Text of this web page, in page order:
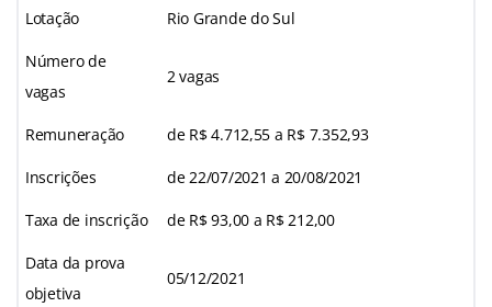
Lotação Rio Grande do Sul
Número de
vagas
2 vagas
Remuneração de R$ 4.712,55 a R$ 7.352,93
Inscrições de 22/07/2021 a 20/08/2021
Taxa de inscrição de R$ 93,00 a R$ 212,00
Data da prova
objetiva
05/12/2021